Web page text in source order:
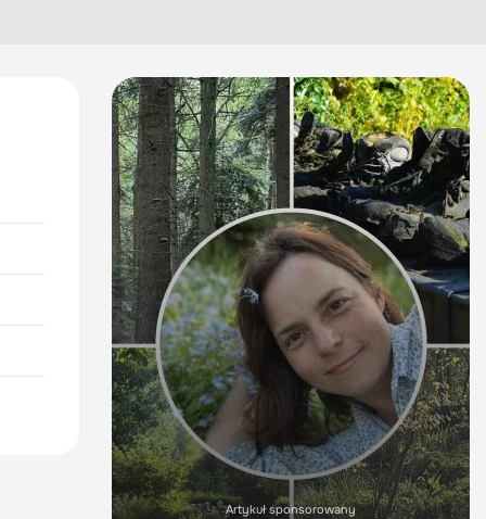
Artykuł sponsorowany